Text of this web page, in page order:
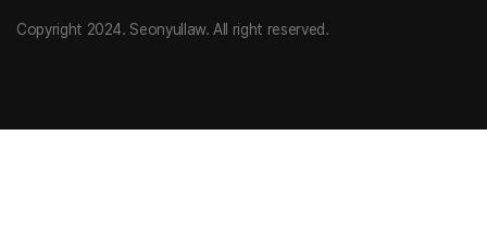
Copyright 2024. Seonyullaw. All right reserved.